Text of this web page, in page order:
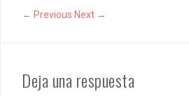
← Previous Next →
Deja una respuesta